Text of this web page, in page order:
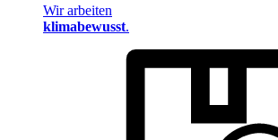
Wir arbeiten
klimabewusst.